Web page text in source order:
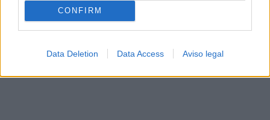
CONFIRM
Data Deletion Data Access Aviso legal